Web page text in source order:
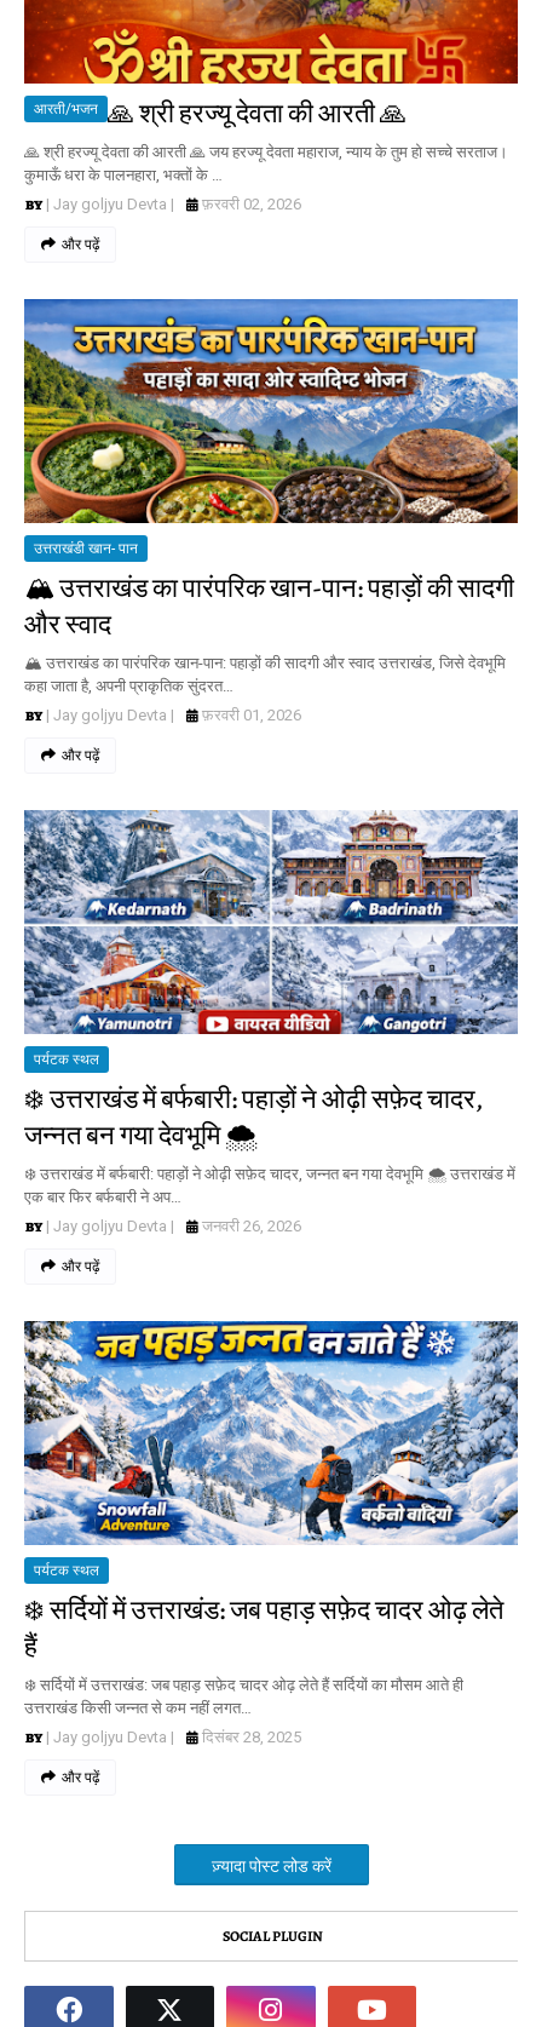
आरती/भजन 🙏 श्री हरज्यू देवता की आरती 🙏
🙏 श्री हरज्यू देवता की आरती 🙏 जय हरज्यू देवता महाराज, न्याय के तुम हो सच्चे सरताज।
कुमाऊँ धरा के पालनहारा, भक्तों के …
| Jay goljyu Devta |
फ़रवरी 02, 2026
और पढ़ें
उत्तराखंडी खान- पान
🏔️ उत्तराखंड का पारंपरिक खान-पान: पहाड़ों की सादगी
और स्वाद
🏔️ उत्तराखंड का पारंपरिक खान-पान: पहाड़ों की सादगी और स्वाद उत्तराखंड, जिसे देवभूमि
कहा जाता है, अपनी प्राकृतिक सुंदरत…
| Jay goljyu Devta |
फ़रवरी 01, 2026
और पढ़ें
पर्यटक स्थल
❄️ उत्तराखंड में बर्फबारी: पहाड़ों ने ओढ़ी सफ़ेद चादर,
जन्नत बन गया देवभूमि 🌨️
❄️ उत्तराखंड में बर्फबारी: पहाड़ों ने ओढ़ी सफ़ेद चादर, जन्नत बन गया देवभूमि 🌨️ उत्तराखंड में
एक बार फिर बर्फबारी ने अप…
| Jay goljyu Devta |
जनवरी 26, 2026
और पढ़ें
पर्यटक स्थल
❄️ सर्दियों में उत्तराखंड: जब पहाड़ सफ़ेद चादर ओढ़ लेते
हैं
❄️ सर्दियों में उत्तराखंड: जब पहाड़ सफ़ेद चादर ओढ़ लेते हैं सर्दियों का मौसम आते ही
उत्तराखंड किसी जन्नत से कम नहीं लगत…
| Jay goljyu Devta |
दिसंबर 28, 2025
और पढ़ें
ज़्यादा पोस्ट लोड करें
SOCIAL PLUGIN